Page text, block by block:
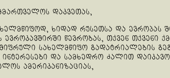
დაკვეთას,
ხიდად რუსეთსა და ევროპას
წევრობას, თქვენ თქვენი
სახელმწიფო გადატრიალების
და სამხედრო ძალით
ამერიკანიზაციას,